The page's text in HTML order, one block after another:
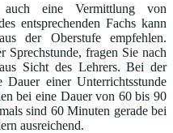
eine Vermittlung von
entsprechenden Fachs kann
der Oberstufe empfehlen.
Sprechstunde, fragen Sie nach
Sicht des Lehrers. Bei der
Dauer einer Unterrichtsstunde
bei eine Dauer von 60 bis 90
sind 60 Minuten gerade bei
ausreichend.